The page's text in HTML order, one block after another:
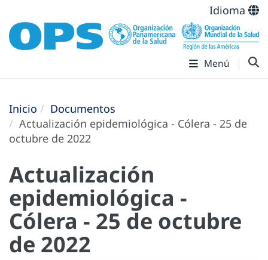
Idioma
Menú
Inicio
Documentos
Actualización epidemiológica - Cólera - 25 de
octubre de 2022
Actualización
epidemiológica -
Cólera - 25 de octubre
de 2022